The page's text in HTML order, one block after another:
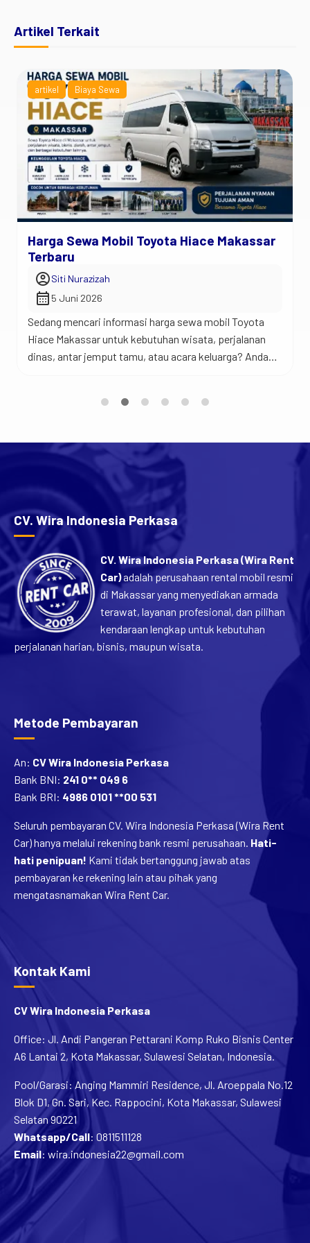
Artikel Terkait
artikel Biaya Sewa
Harga Sewa Mobil Toyota Hiace Makassar
Terbaru
account_circleSiti Nurazizah
calendar_month 5 Juni 2026
Sedang mencari informasi harga sewa mobil Toyota
Hiace Makassar untuk kebutuhan wisata, perjalanan
dinas, antar jemput tamu, atau acara keluarga? Anda
perjalanan rombongan karena menawarkan kabin yang
kenyamanan yang sulit ditandingi mobil keluarga biasa.
CV. Wira Indonesia Perkasa
CV. Wira Indonesia Perkasa (Wira Rent
Car)adalah perusahaan rental mobil resmi
di Makassar yang menyediakan armada
terawat, layanan profesional, dan pilihan
kendaraan lengkap untuk kebutuhan
perjalanan harian, bisnis, maupun wisata.
Metode Pembayaran
An: CV Wira Indonesia Perkasa
Bank BNI: 241 0** 049 6
Bank BRI: 4986 0101 **00 531
Seluruh pembayaran CV. Wira Indonesia Perkasa (Wira Rent
Car) hanya melalui rekening bank resmi perusahaan. Hati-
hati penipuan! Kami tidak bertanggung jawab atas
pembayaran ke rekening lain atau pihak yang
mengatasnamakan Wira Rent Car.
Kontak Kami
CV Wira Indonesia Perkasa
Office: Jl. Andi Pangeran Pettarani Komp Ruko Bisnis Center
A6 Lantai 2, Kota Makassar, Sulawesi Selatan, Indonesia.
Pool/Garasi: Anging Mammiri Residence, Jl. Aroeppala No.12
Blok D1, Gn. Sari, Kec. Rappocini, Kota Makassar, Sulawesi
Selatan 90221
Whatsapp/Call: 0811511128
Email: wira.indonesia22@gmail.com